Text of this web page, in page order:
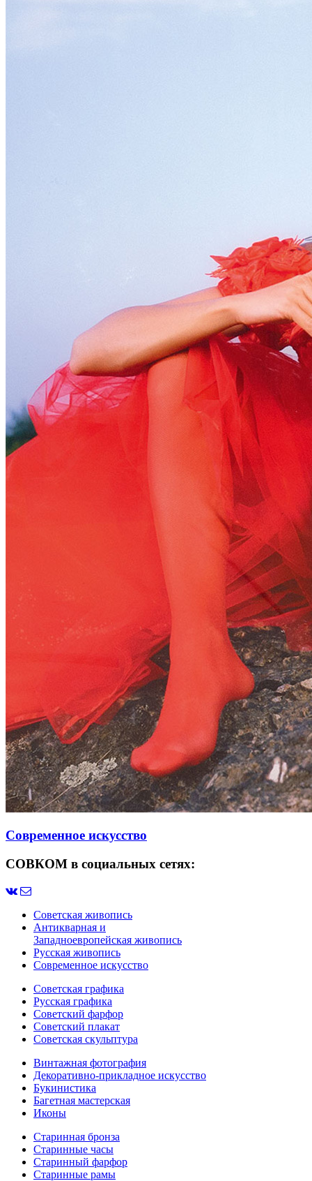
Современное искусство
СОВКОМ в социальных сетях:
Советская живопись
Антикварная и
Западноевропейская живопись
Русская живопись
Современное искусство
Советская графика
Русская графика
Советский фарфор
Советский плакат
Советская скульптура
Винтажная фотография
Декоративно-прикладное искусство
Букинистика
Багетная мастерская
Иконы
Старинная бронза
Старинные часы
Старинный фарфор
Старинные рамы